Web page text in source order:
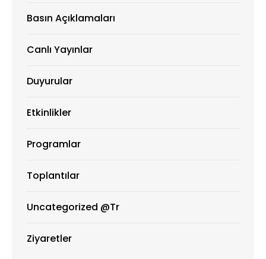
Basın Açıklamaları
Canlı Yayınlar
Duyurular
Etkinlikler
Programlar
Toplantılar
Uncategorized @tr
Ziyaretler